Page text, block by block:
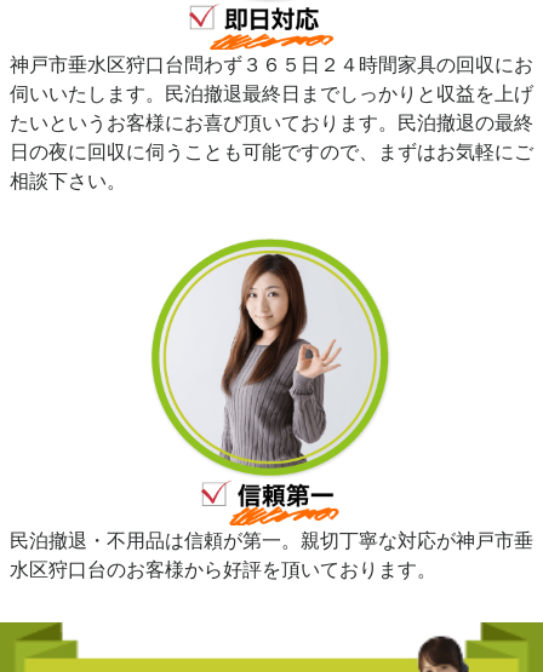
神戸市垂水区狩口台問わず３６５日２４時間家具の回収にお
伺いいたします。民泊撤退最終日までしっかりと収益を上げ
たいというお客様にお喜び頂いております。民泊撤退の最終
日の夜に回収に伺うことも可能ですので、まずはお気軽にご
相談下さい。
民泊撤退・不用品は信頼が第一。親切丁寧な対応が神戸市垂
水区狩口台のお客様から好評を頂いております。